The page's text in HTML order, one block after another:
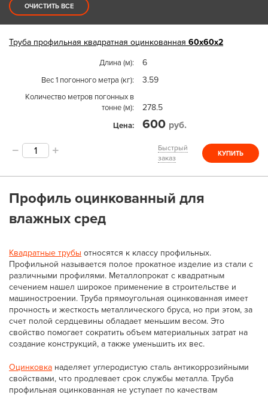
ОЧИСТИТЬ ВСЕ
Труба профильная квадратная оцинкованная 60х60х2
Длина (м) 6
Вес 1 погонного метра (кг) 3.59
Количество метров погонных в
тонне (м)
278.5
Цена 600 руб.
Быстрый
заказ
КУПИТЬ
Профиль оцинкованный для
влажных сред
Квадратные трубы относятся к классу профильных.
Профильной называется полое прокатное изделие из стали с
различными профилями. Металлопрокат с квадратным
сечением нашел широкое применение в строительстве и
машиностроении. Труба прямоугольная оцинкованная имеет
прочность и жесткость металлического бруса, но при этом, за
счет полой сердцевины обладает меньшим весом. Это
свойство помогает сократить объем материальных затрат на
создание конструкций, а также уменьшить их вес.
Оцинковка наделяет углеродистую сталь антикоррозийными
свойствами, что продлевает срок службы металла. Труба
профильная оцинкованная не уступает по качествам